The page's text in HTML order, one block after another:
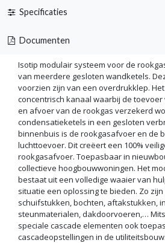
Specificaties
Documenten
Isotip modulair systeem voor de
van meerdere gesloten wandketels.
voorzien zijn van een overdrukklep.
concentrisch kanaal waarbij de
en afvoer van de rookgas verzekerd
condensatieketels in een gesloten
binnenbuis is de rookgasafvoer en de
luchttoevoer. Dit creëert een 100%
rookgasafvoer. Toepasbaar in
collectieve hoogbouwwoningen. Het
bestaat uit een volledige waaier van
situatie een oplossing te bieden. Zo
schuifstukken, bochten, aftakstukken,
steunmaterialen, dakdoorvoeren,…
speciale cascade elementen ook
cascadeopstellingen in de utiliteitsbouw.